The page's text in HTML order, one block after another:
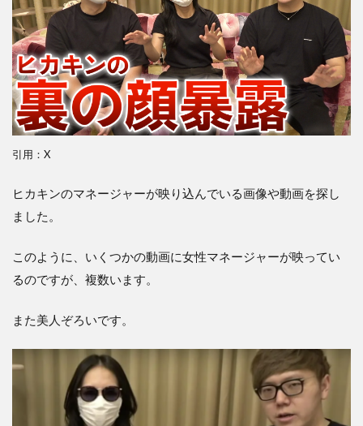
引用：X
ヒカキンのマネージャーが映り込んでいる画像や動画を探し
ました。
このように、いくつかの動画に女性マネージャーが映ってい
るのですが、複数います。
また美人ぞろいです。